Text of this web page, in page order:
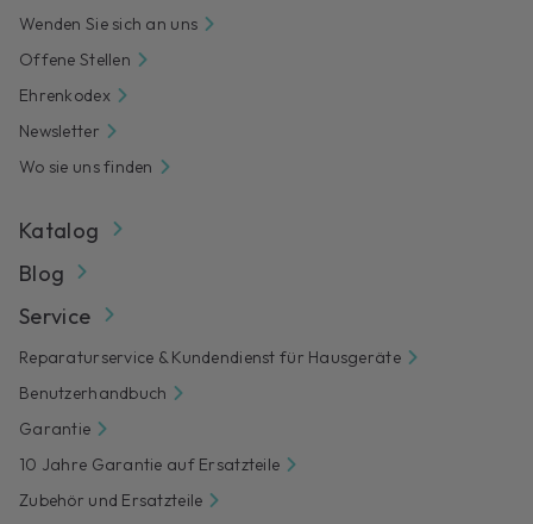
Wenden Sie sich an uns
Offene Stellen
Ehrenkodex
Newsletter
Wo sie uns finden
Katalog
Blog
Service
Reparaturservice & Kundendienst für Hausgeräte
Benutzerhandbuch
Garantie
10 Jahre Garantie auf Ersatzteile
Zubehör und Ersatzteile